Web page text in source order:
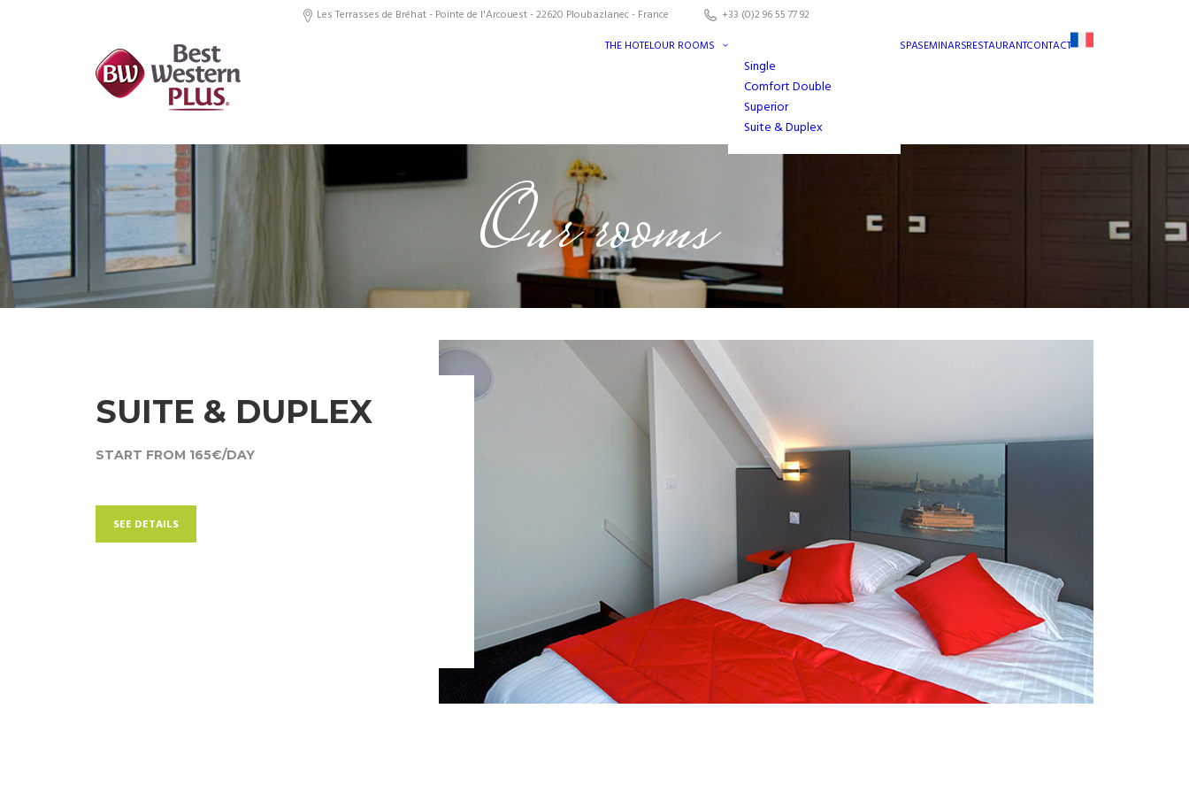
Les Terrasses de Bréhat - Pointe de l'Arcouest - 22620 Ploubazlanec - France
+33 (0)2 96 55 77 92
THE HOTELOUR ROOMS
Single
Comfort Double
Superior
Suite & Duplex
SPASEMINARSRESTAURANTCONTACT
Our rooms
SUITE & DUPLEX
START FROM 165€/DAY
SEE DETAILS